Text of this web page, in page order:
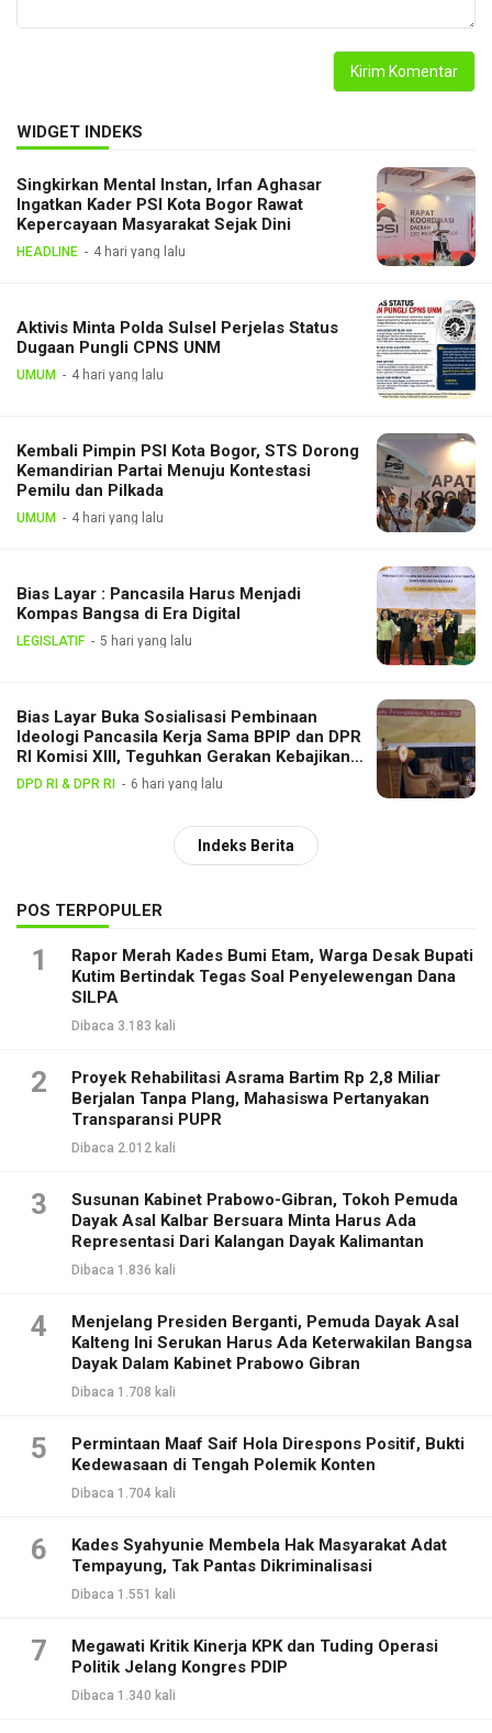
WIDGET INDEKS
Singkirkan Mental Instan, Irfan Aghasar
Ingatkan Kader PSI Kota Bogor Rawat
Kepercayaan Masyarakat Sejak Dini
HEADLINE 4 hari yang lalu
Aktivis Minta Polda Sulsel Perjelas Status
Dugaan Pungli CPNS UNM
UMUM 4 hari yang lalu
Kembali Pimpin PSI Kota Bogor, STS Dorong
Kemandirian Partai Menuju Kontestasi
Pemilu dan Pilkada
UMUM 4 hari yang lalu
Bias Layar : Pancasila Harus Menjadi
Kompas Bangsa di Era Digital
LEGISLATIF 5 hari yang lalu
Bias Layar Buka Sosialisasi Pembinaan
Ideologi Pancasila Kerja Sama BPIP dan DPR
RI Komisi XIII, Teguhkan Gerakan Kebajikan
Pancasila di Tengah Masyarakat
DPD RI & DPR RI 6 hari yang lalu
Indeks Berita
POS TERPOPULER
1
Rapor Merah Kades Bumi Etam, Warga Desak Bupati
Kutim Bertindak Tegas Soal Penyelewengan Dana
SILPA
Dibaca 3.183 kali
2
Proyek Rehabilitasi Asrama Bartim Rp 2,8 Miliar
Berjalan Tanpa Plang, Mahasiswa Pertanyakan
Transparansi PUPR
Dibaca 2.012 kali
3
Susunan Kabinet Prabowo-Gibran, Tokoh Pemuda
Dayak Asal Kalbar Bersuara Minta Harus Ada
Representasi Dari Kalangan Dayak Kalimantan
Dibaca 1.836 kali
4
Menjelang Presiden Berganti, Pemuda Dayak Asal
Kalteng Ini Serukan Harus Ada Keterwakilan Bangsa
Dayak Dalam Kabinet Prabowo Gibran
Dibaca 1.708 kali
5
Permintaan Maaf Saif Hola Direspons Positif, Bukti
Kedewasaan di Tengah Polemik Konten
Dibaca 1.704 kali
6
Kades Syahyunie Membela Hak Masyarakat Adat
Tempayung, Tak Pantas Dikriminalisasi
Dibaca 1.551 kali
7
Megawati Kritik Kinerja KPK dan Tuding Operasi
Politik Jelang Kongres PDIP
Dibaca 1.340 kali